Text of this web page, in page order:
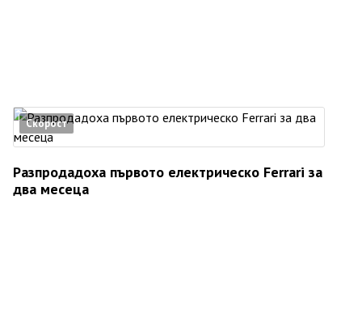
Скорост
Разпродадоха първото електрическо Ferrari за
два месеца